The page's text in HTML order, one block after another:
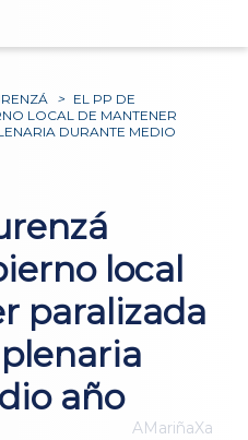
> EL PP DE
LOCAL DE MANTENER
DURANTE MEDIO
local
paralizada
año
AMariñaXa